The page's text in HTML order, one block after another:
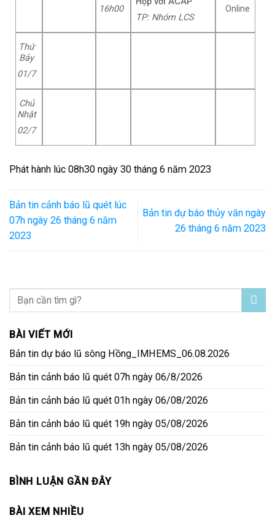
16h00
TP: Nhóm LCS
Online
Thứ
Bảy
01/7
Chủ
Nhật
02/7
Phát hành lúc 08h30 ngày 30 tháng 6 năm 2023
Bản tin cảnh báo lũ quét lúc
07h ngày 26 tháng 6 năm
2023
Bản tin dự báo thủy văn ngày
26 tháng 6 năm 2023
BÀI VIẾT MỚI
Bản tin dự báo lũ sông Hồng_IMHEMS_06.08.2026
Bản tin cảnh báo lũ quét 07h ngày 06/8/2026
Bản tin cảnh báo lũ quét 01h ngày 06/08/2026
Bản tin cảnh báo lũ quét 19h ngày 05/08/2026
Bản tin cảnh báo lũ quét 13h ngày 05/08/2026
BÌNH LUẬN GẦN ĐÂY
BÀI XEM NHIỀU